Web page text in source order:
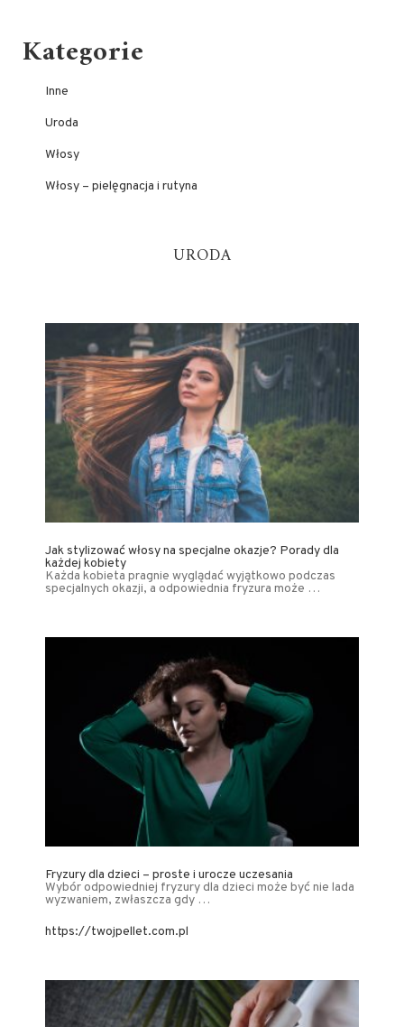
Kategorie
Inne
Uroda
Włosy
Włosy – pielęgnacja i rutyna
URODA
Jak stylizować włosy na specjalne okazje? Porady dla
każdej kobiety
Każda kobieta pragnie wyglądać wyjątkowo podczas
specjalnych okazji, a odpowiednia fryzura może …
Fryzury dla dzieci – proste i urocze uczesania
Wybór odpowiedniej fryzury dla dzieci może być nie lada
wyzwaniem, zwłaszcza gdy …
https://twojpellet.com.pl